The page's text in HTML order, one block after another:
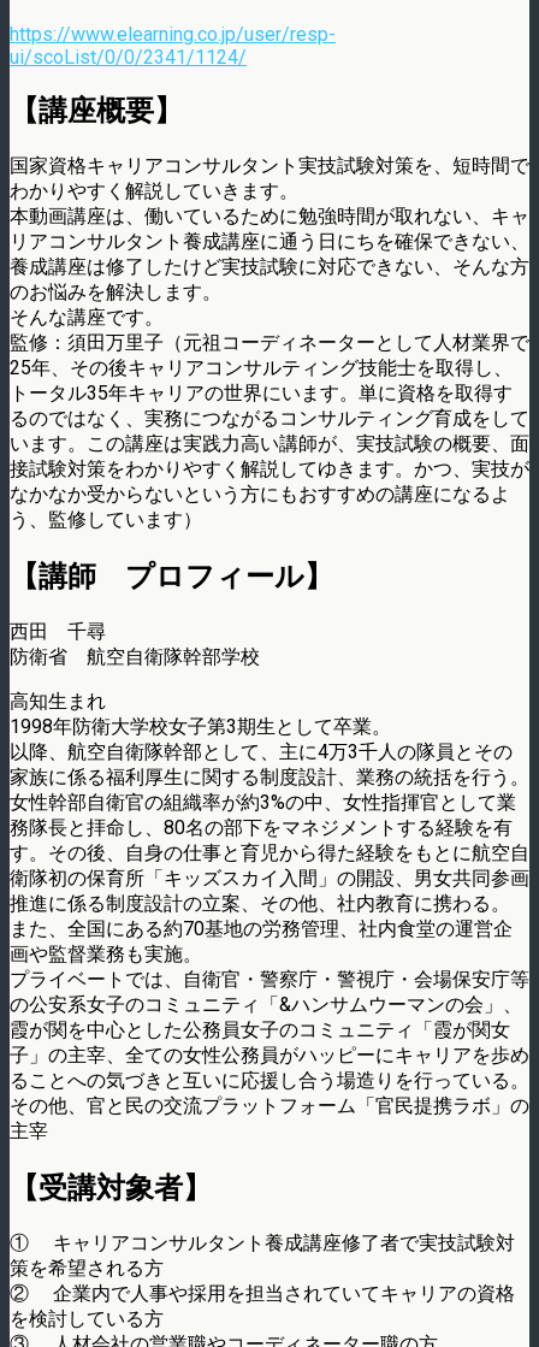
https://www.elearning.co.jp/user/resp-
ui/scoList/0/0/2341/1124/
【講座概要】
国家資格キャリアコンサルタント実技試験対策を、短時間で
わかりやすく解説していきます。
本動画講座は、働いているために勉強時間が取れない、キャ
リアコンサルタント養成講座に通う日にちを確保できない、
養成講座は修了したけど実技試験に対応できない、そんな方
のお悩みを解決します。
そんな講座です。
監修：須田万里子（元祖コーディネーターとして人材業界で
25年、その後キャリアコンサルティング技能士を取得し、
トータル35年キャリアの世界にいます。単に資格を取得す
るのではなく、実務につながるコンサルティング育成をして
います。この講座は実践力高い講師が、実技試験の概要、面
接試験対策をわかりやすく解説してゆきます。かつ、実技が
なかなか受からないという方にもおすすめの講座になるよ
う、監修しています）
【講師 プロフィール】
西田 千尋
防衛省 航空自衛隊幹部学校
高知生まれ
1998年防衛大学校女子第3期生として卒業。
以降、航空自衛隊幹部として、主に4万3千人の隊員とその
家族に係る福利厚生に関する制度設計、業務の統括を行う。
女性幹部自衛官の組織率が約3%の中、女性指揮官として業
務隊長と拝命し、80名の部下をマネジメントする経験を有
す。その後、自身の仕事と育児から得た経験をもとに航空自
衛隊初の保育所「キッズスカイ入間」の開設、男女共同参画
推進に係る制度設計の立案、その他、社内教育に携わる。
また、全国にある約70基地の労務管理、社内食堂の運営企
画や監督業務も実施。
プライベートでは、自衛官・警察庁・警視庁・会場保安庁等
の公安系女子のコミュニティ「&ハンサムウーマンの会」、
霞が関を中心とした公務員女子のコミュニティ「霞が関女
子」の主宰、全ての女性公務員がハッピーにキャリアを歩め
ることへの気づきと互いに応援し合う場造りを行っている。
その他、官と民の交流プラットフォーム「官民提携ラボ」の
主宰
【受講対象者】
① キャリアコンサルタント養成講座修了者で実技試験対
策を希望される方
② 企業内で人事や採用を担当されていてキャリアの資格
を検討している方